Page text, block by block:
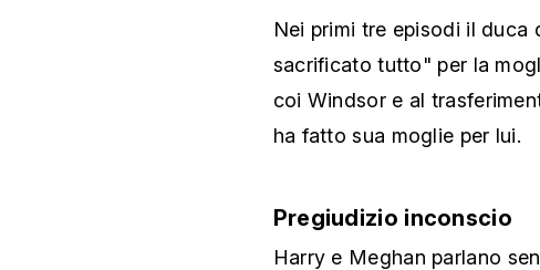
Nei primi tre episodi il duca
sacrificato tutto" per la
coi Windsor e al
ha fatto sua moglie per lui.
Pregiudizio inconscio
Harry e Meghan parlano